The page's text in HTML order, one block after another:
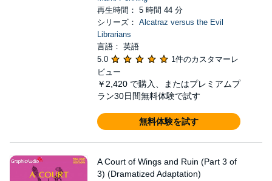
再生時間： 5 時間 44 分
シリーズ： Alcatraz versus the Evil
Librarians
言語： 英語
5.0
1件のカスタマーレ
ビュー
￥2,420 で購入、またはプレミアムプ
ラン30日間無料体験で試す
無料体験を試す
A Court of Wings and Ruin (Part 3 of
3) (Dramatized Adaptation)